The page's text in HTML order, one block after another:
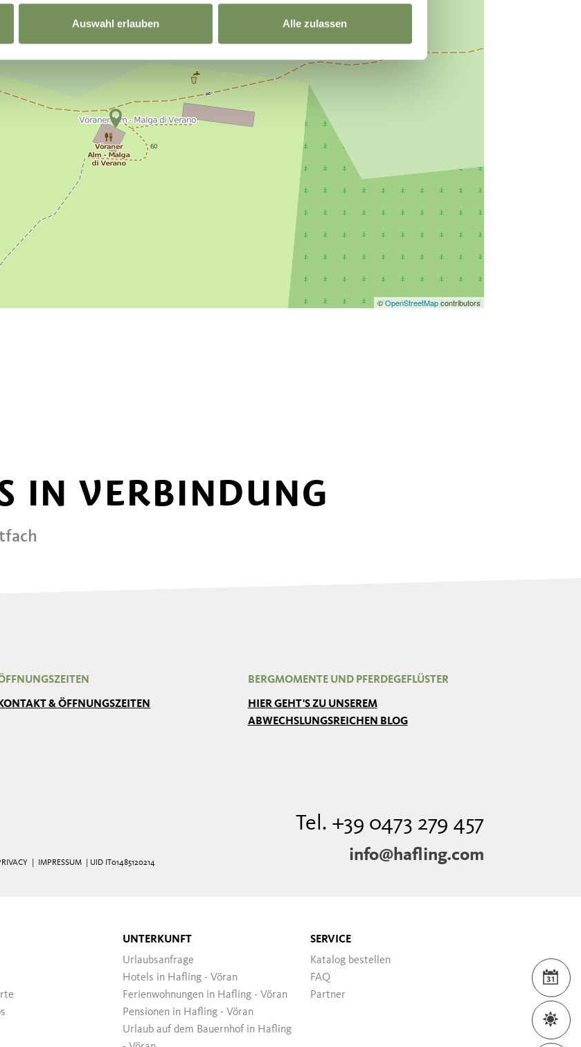
Auswahl erlauben Alle zulassen
©OpenStreetMapcontributors
IN VERBINDUNG
KONTAKT & ÖFFNUNGSZEITEN
BERGMOMENTE UND PFERDEGEFLÜSTER
HIER GEHT'S ZU UNSEREM
ABWECHSLUNGSREICHEN BLOG
Tel. +39 0473 279 457
info@hafling.com
IMPRESSUM | UID IT01485120214
UNTERKUNFT
Urlaubsanfrage
Hotels in Hafling - Vöran
Ferienwohnungen in Hafling - Vöran
Pensionen in Hafling - Vöran
Urlaub auf dem Bauernhof in Hafling
SERVICE
Katalog bestellen
FAQ
Partner